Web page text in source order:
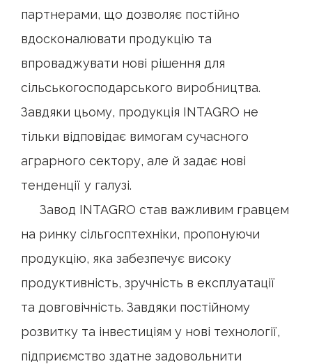
партнерами, що дозволяє постійно
вдосконалювати продукцію та
впроваджувати нові рішення для
сільськогосподарського виробництва.
Завдяки цьому, продукція INTAGRO не
тільки відповідає вимогам сучасного
аграрного сектору, але й задає нові
тенденції у галузі.
Завод INTAGRO став важливим гравцем
на ринку сільгосптехніки, пропонуючи
продукцію, яка забезпечує високу
продуктивність, зручність в експлуатації
та довговічність. Завдяки постійному
розвитку та інвестиціям у нові технології,
підприємство здатне задовольнити